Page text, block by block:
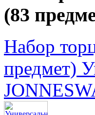
(83
Набор
предмет)